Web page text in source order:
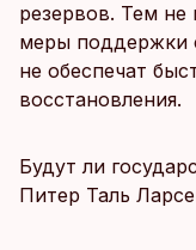
резервов. Тем
меры поддержки
не обеспечат
восстановления.
Будут ли
Питер Таль